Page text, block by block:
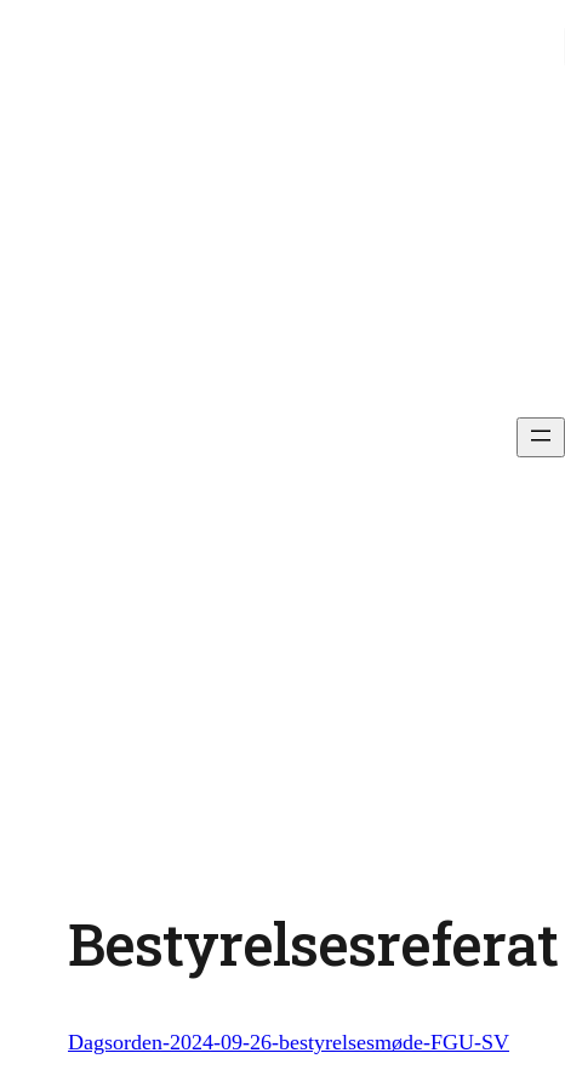
Bestyrelsesreferat
Dagsorden-2024-09-26-bestyrelsesmøde-FGU-SV